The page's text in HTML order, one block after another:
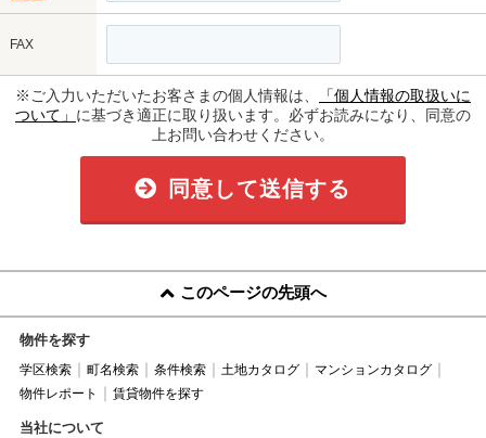
FAX
※ご入力いただいたお客さまの個人情報は、
「個人情報の取扱いに
ついて」 に基づき適正に取り扱います。必ずお読みになり、同意の
上お問い合わせください。
同意して送信する
このページの先頭へ
物件を探す
学区検索 町名検索 条件検索 土地カタログ
マンションカタログ
物件レポート
賃貸物件を探す
当社について